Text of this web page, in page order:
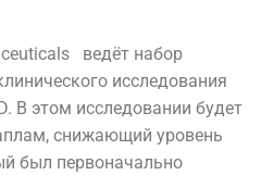
ведёт набор
исследования
В этом исследовании будет
снижающий уровень
был первоначально